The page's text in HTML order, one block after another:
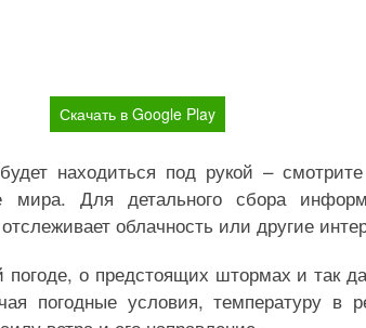
Скачать в Google Play
находиться под рукой –
Для детального сбора
облачность или другие
о предстоящих штормах и так
погодные условия, температуру в